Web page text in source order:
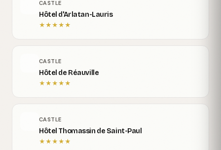
CASTLE
Hôtel d'Arlatan-Lauris
★★★★★
CASTLE
Hôtel de Réauville
★★★★★
CASTLE
Hôtel Thomassin de Saint-Paul
★★★★★